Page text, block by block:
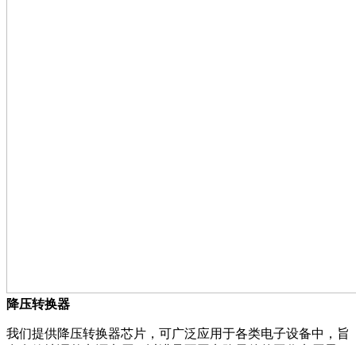
降压转换器
我们提供降压转换器芯片，可广泛应用于各类电子设备中，旨